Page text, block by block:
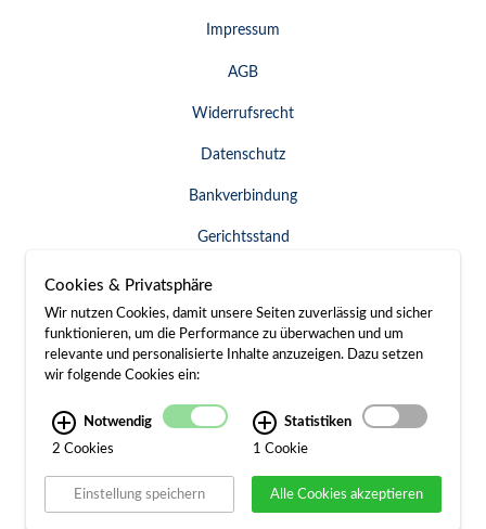
Impressum
AGB
Widerrufsrecht
Datenschutz
Bankverbindung
Gerichtsstand
Widerruf erklären
SERVICE & KONTAKT
Besuch / Anfahrt
Kontakt
Cookies & Privatsphäre
Wir nutzen Cookies, damit unsere Seiten zuverlässig und sicher
funktionieren, um die Performance zu überwachen und um
relevante und personalisierte Inhalte anzuzeigen. Dazu setzen
wir folgende Cookies ein:
Notwendig
2 Cookies
Statistiken
1 Cookie
Einstellung speichern Alle Cookies akzeptieren